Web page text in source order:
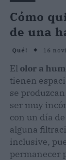
Cómo
de una
Qué! 16
El olor a
tienen
se
ser muy
con un día
alguna
inclusive,
permanecer